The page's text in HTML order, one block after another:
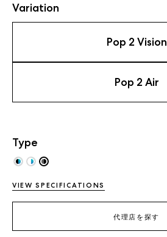
Variation
Pop 2 Vision
Pop 2 Air
Type
VIEW SPECIFICATIONS
代理店を探す